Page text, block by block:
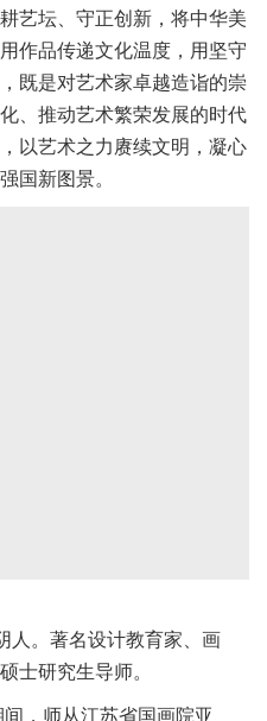
艺坛、守正创新，将中华美
作品传递文化温度，用坚守
既是对艺术家卓越造诣的崇
、推动艺术繁荣发展的时代
以艺术之力赓续文明，凝心
国新图景。
人。著名设计教育家、画
士研究生导师。
，师从江苏省国画院亚